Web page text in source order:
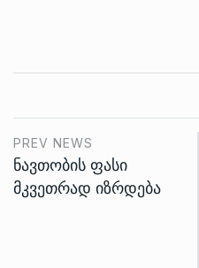
PREV NEWS
ნავთობის ფასი
მკვეთრად იზრდება